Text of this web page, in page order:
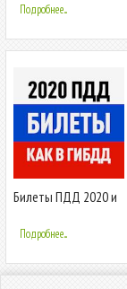
Подробнее...
Билеты ПДД 2020 и
онлайн правила
ПДД
Подробнее...